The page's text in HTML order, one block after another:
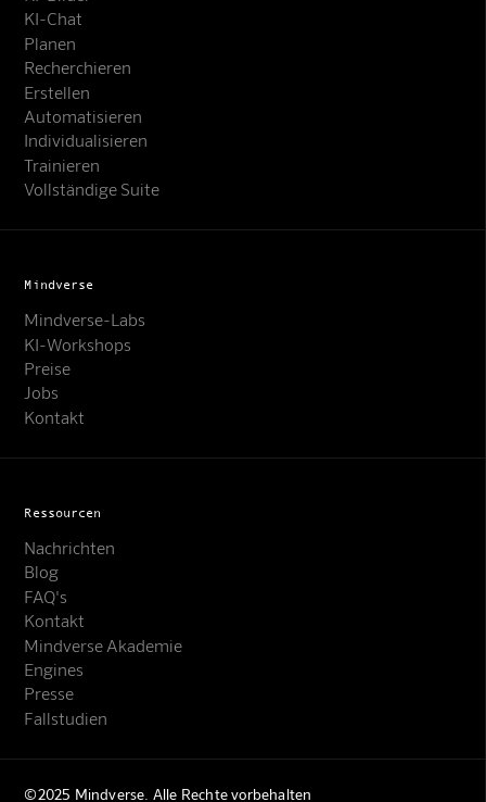
KI-Chat
Planen
Recherchieren
Erstellen
Automatisieren
Individualisieren
Trainieren
Vollständige Suite
Mindverse
Mindverse-Labs
KI-Workshops
Preise
Jobs
Kontakt
Ressourcen
Nachrichten
Blog
FAQ's
Kontakt
Mindverse Akademie
Engines
Presse
Fallstudien
©2025 Mindverse. Alle Rechte vorbehalten